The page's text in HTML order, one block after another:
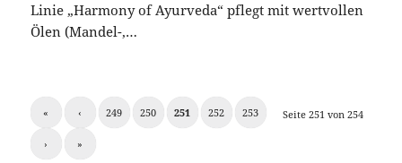
Linie „Harmony of Ayurveda“ pflegt mit wertvollen
Ölen (Mandel-,…
Seite 251 von 254
« ‹ 249 250 251 252 253
› »